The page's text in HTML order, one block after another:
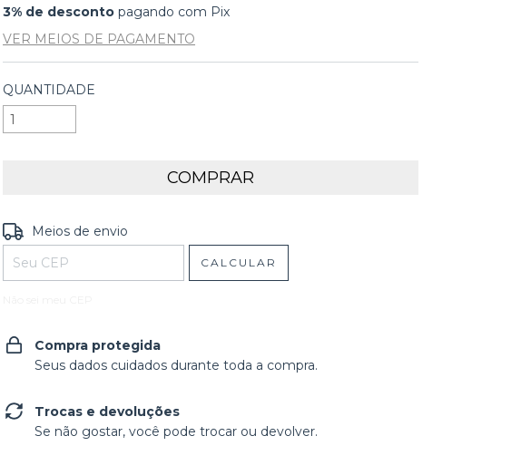
3% de desconto pagando com Pix
VER MEIOS DE PAGAMENTO
QUANTIDADE
Entregas para o CEP:
Meios de envio
CALCULAR
Compra protegida
Seus dados cuidados durante toda a compra.
Trocas e devoluções
Se não gostar, você pode trocar ou devolver.